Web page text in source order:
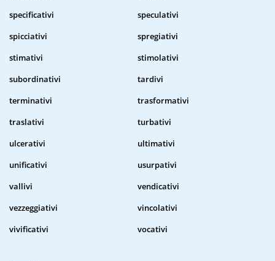
specificativi
speculativi
spicciativi
spregiativi
stimativi
stimolativi
subordinativi
tardivi
terminativi
trasformativi
traslativi
turbativi
ulcerativi
ultimativi
unificativi
usurpativi
vallivi
vendicativi
vezzeggiativi
vincolativi
vivificativi
vocativi